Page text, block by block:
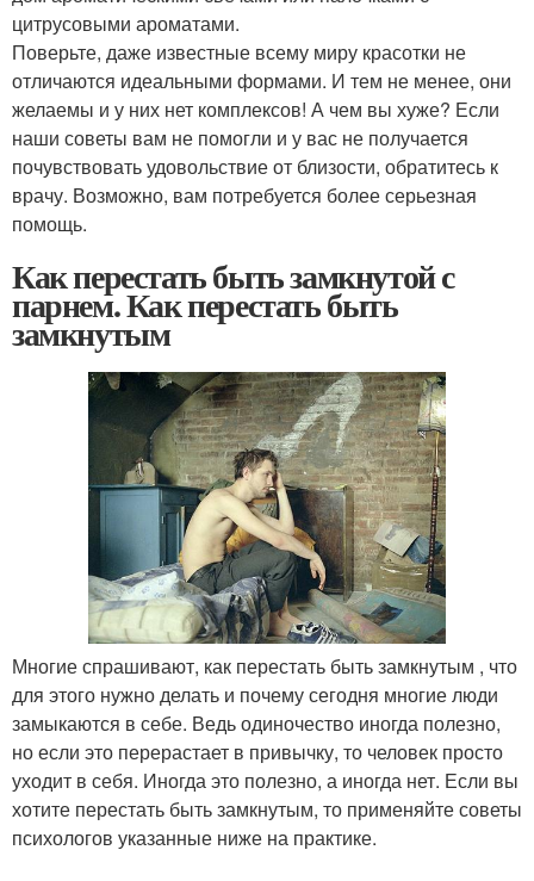
цитрусовыми ароматами.
Поверьте, даже известные всему миру красотки не
отличаются идеальными формами. И тем не менее, они
желаемы и у них нет комплексов! А чем вы хуже? Если
наши советы вам не помогли и у вас не получается
почувствовать удовольствие от близости, обратитесь к
врачу. Возможно, вам потребуется более серьезная
помощь.
Как перестать быть замкнутой с
парнем. Как перестать быть
замкнутым
Многие спрашивают, как перестать быть замкнутым , что
для этого нужно делать и почему сегодня многие люди
замыкаются в себе. Ведь одиночество иногда полезно,
но если это перерастает в привычку, то человек просто
уходит в себя. Иногда это полезно, а иногда нет. Если вы
хотите перестать быть замкнутым, то применяйте советы
психологов указанные ниже на практике.